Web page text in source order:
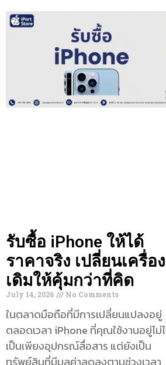
รับซื้อ iPhone ให้ได้
ราคาจริง เปลี่ยนเครื่อง
เดิมให้คุ้มกว่าที่คิด
July 14, 2026 No Comments
ในตลาดมือถือที่มีการเปลี่ยนแปลงอยู่
ตลอดเวลา iPhone ที่คุณใช้งานอยู่ไม่
เป็นเพียงอุปกรณ์สื่อสาร แต่ยังเป็น
ทรัพย์สินที่มีมูลค่าลดลงตามช่วงเวลา